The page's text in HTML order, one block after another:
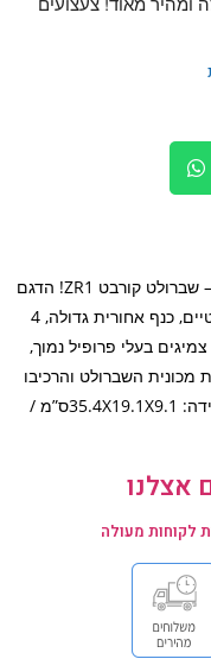
צאו לנסיעה בדגם האייקוני המרהיב – שברולט קורבט ZR1! הדגם
מכיל את המכונית עם שלל מאפיינים ריאליסטיים, כנף אחורית גדולה, 4
בעלי פרופיל נמוך,
2 ב-1 פרקו את מכונית השברולט והרכיבו
דגם חדש של מכונית. מספר חלקים: 579 / מידה: 35.4X19.1X9.1ס”מ /
מעולה